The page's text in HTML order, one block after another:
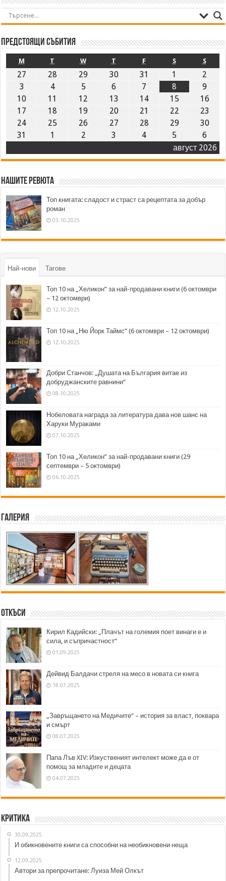
Предстоящи събития
август 2026
M T W T F S S
27 28 29 30 31 1
2
3
4 5 6 7 8
9
10
11 12 13 14 15
16
17
18 19 20 21 22
23
24
25 26 27 28 29
30
31
1 2 3 4 5 6
Нашите ревюта
Топ книгата: сладост и страст са рецептата за добър
роман
03.10.2025
Най-нови Тагове
Топ 10 на „Хеликон” за най-продавани книги (6 октомври
– 12 октомври)
12.10.2025
Топ 10 на „Ню Йорк Таймс” (6 октомври – 12 октомври)
12.10.2025
Добри Станчов: „Душата на България витае из
добруджанските равнини“
08.10.2025
Нобеловата награда за литература дава нов шанс на
Харуки Мураками
07.10.2025
Топ 10 на „Хеликон” за най-продавани книги (29
септември – 5 октомври)
06.10.2025
Галерия
Откъси
Кирил Кадийски: „Плачът на големия поет винаги е и
сила, и съпричастност“
01.09.2025
Дейвид Балдачи стреля на месо в новата си книга
18.07.2025
„Завръщането на Медичите“ – история за власт, поквара
и смърт
08.07.2025
Папа Лъв XIV: Изкуственият интелект може да е от
помощ за младите и децата
04.07.2025
Критика
30.09.2025
И обикновените книги са способни на необикновени неща
12.09.2025
Автори за препрочитане: Луиза Мей Олкът